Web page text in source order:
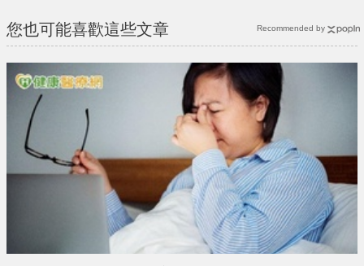
您也可能喜歡這些文章 Recommended by